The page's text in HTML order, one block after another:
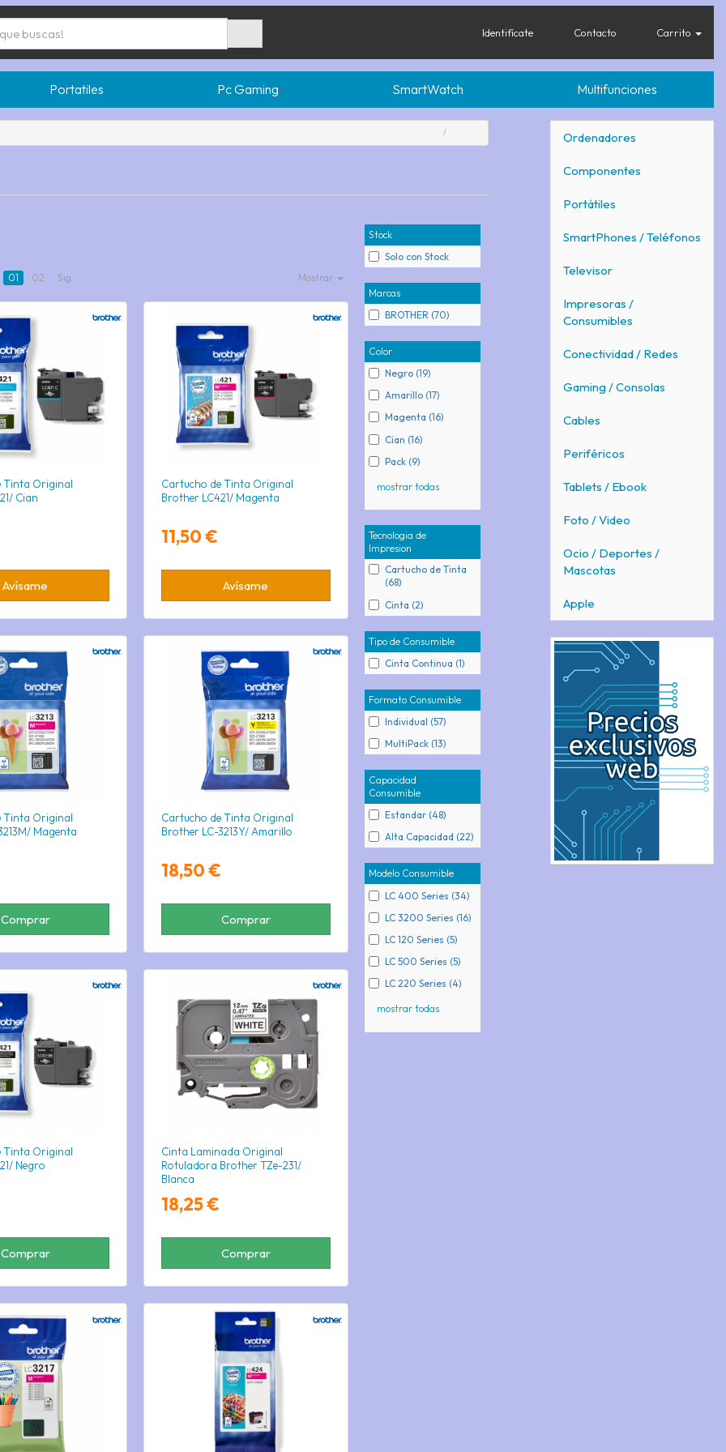
Identifícate Contacto Carrito
Portatiles Pc Gaming SmartWatch Multifunciones
Ordenadores
Componentes
Portátiles
SmartPhones / Teléfonos
Televisor
Impresoras /
Consumibles
Conectividad / Redes
Gaming / Consolas
Cables
Periféricos
Tablets / Ebook
Foto / Video
Ocio / Deportes /
Mascotas
Apple
Stock
Solo con Stock
Marcas
BROTHER (70)
Color
Negro (19)
Amarillo (17)
Magenta (16)
Cian (16)
Pack (9)
mostrar todas
Tecnologia de
Impresion
Cartucho de Tinta
(68)
Cinta (2)
Tipo de Consumible
Cinta Continua (1)
Formato Consumible
Individual (57)
MultiPack (13)
Capacidad
Consumible
Estandar (48)
Alta Capacidad (22)
Modelo Consumible
LC 400 Series (34)
LC 3200 Series (16)
LC 120 Series (5)
LC 500 Series (5)
LC 220 Series (4)
mostrar todas
01 02 Sig. Mostrar
Tinta Original
Cian
Avísame
Cartucho de Tinta Original
Brother LC421/ Magenta
11,50 €
Avísame
Tinta Original
Magenta
Comprar
Cartucho de Tinta Original
Brother LC-3213Y/ Amarillo
18,50 €
Comprar
Tinta Original
Negro
Comprar
Cinta Laminada Original
Rotuladora Brother TZe-231/
Blanca
18,25 €
Comprar